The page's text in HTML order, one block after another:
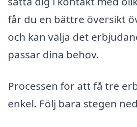
får du en bättre översikt
och kan välja det
passar dina behov.
Processen för att få tre
enkel. Följ bara stegen